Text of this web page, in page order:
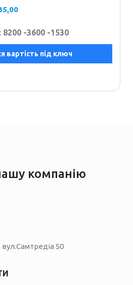
8200 -3600 -1530
вартість під ключ
компанію
вул.Самтредіа 50